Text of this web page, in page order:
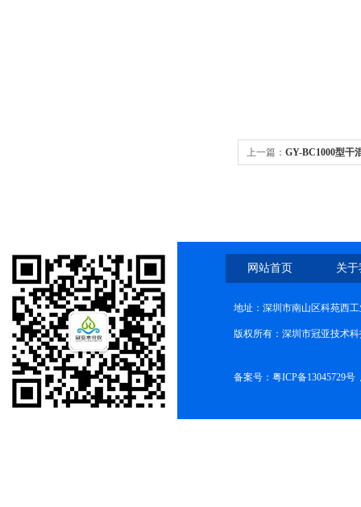
上一篇： GY-BC1000型干
网站首页 关
地址：深圳市南山区科苑西
版权所有：深圳市冠亚技术
备案号： 粤ICP备13045729号